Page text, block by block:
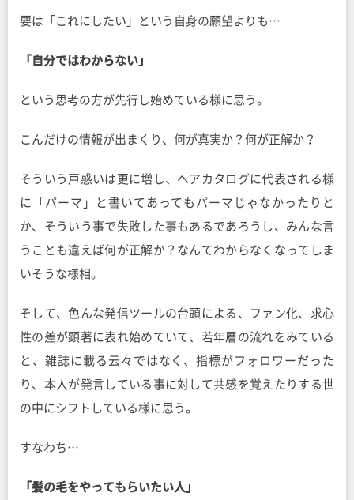
要は「これにしたい」という自身の願望よりも…
「自分ではわからない」
という思考の方が先行し始めている様に思う。
こんだけの情報が出まくり、何が真実か？何が正解か？
そういう戸惑いは更に増し、ヘアカタログに代表される様
に「パーマ」と書いてあってもパーマじゃなかったりと
か、そういう事で失敗した事もあるであろうし、みんな言
うことも違えば何が正解か？なんてわからなくなってしま
いそうな様相。
そして、色んな発信ツールの台頭による、ファン化、求心
性の差が顕著に表れ始めていて、若年層の流れをみている
と、雑誌に載る云々ではなく、指標がフォロワーだった
り、本人が発言している事に対して共感を覚えたりする世
の中にシフトしている様に思う。
すなわち…
「髪の毛をやってもらいたい人」